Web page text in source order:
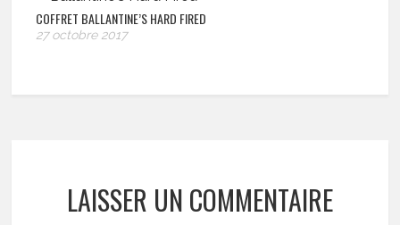
COFFRET BALLANTINE’S HARD FIRED
27 octobre 2017
LAISSER UN COMMENTAIRE